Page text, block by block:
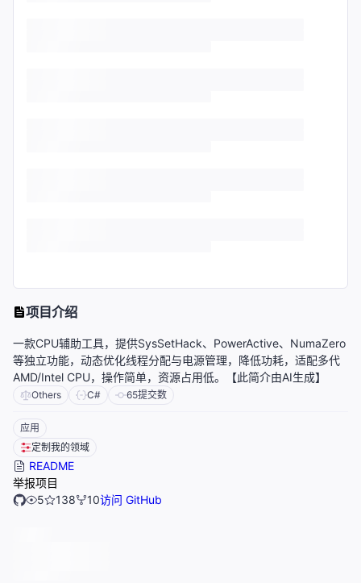
项目介绍
一款CPU辅助工具，提供SysSetHack、PowerActive、NumaZero
等独立功能，动态优化线程分配与电源管理，降低功耗，适配多代
AMD/Intel CPU，操作简单，资源占用低。【此简介由AI生成】
Others C# 65提交数
应用
定制我的领域
README
举报项目
5
138 10访问 GitHub